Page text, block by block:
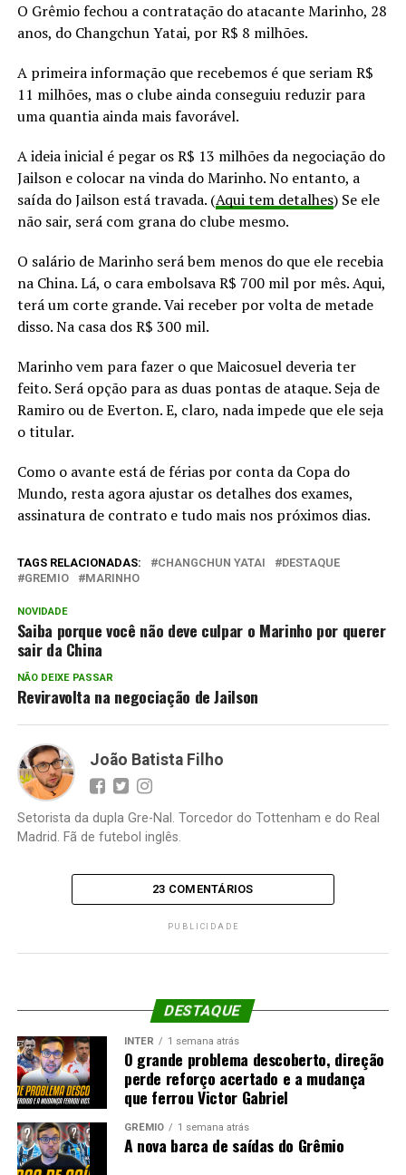
O Grêmio fechou a contratação do atacante Marinho, 28
anos, do Changchun Yatai, por R$ 8 milhões.
A primeira informação que recebemos é que seriam R$
11 milhões, mas o clube ainda conseguiu reduzir para
uma quantia ainda mais favorável.
A ideia inicial é pegar os R$ 13 milhões da negociação do
Jailson e colocar na vinda do Marinho. No entanto, a
saída do Jailson está travada. (Aqui tem detalhes) Se ele
não sair, será com grana do clube mesmo.
O salário de Marinho será bem menos do que ele recebia
na China. Lá, o cara embolsava R$ 700 mil por mês. Aqui,
terá um corte grande. Vai receber por volta de metade
disso. Na casa dos R$ 300 mil.
Marinho vem para fazer o que Maicosuel deveria ter
feito. Será opção para as duas pontas de ataque. Seja de
Ramiro ou de Everton. E, claro, nada impede que ele seja
o titular.
Como o avante está de férias por conta da Copa do
Mundo, resta agora ajustar os detalhes dos exames,
assinatura de contrato e tudo mais nos próximos dias.
TAGS RELACIONADAS: CHANGCHUN YATAI
DESTAQUE
GREMIO
MARINHO
NOVIDADE
Saiba porque você não deve culpar o Marinho por querer
sair da China
NÃO DEIXE PASSAR
Reviravolta na negociação de Jailson
João Batista Filho
Setorista da dupla Gre-Nal. Torcedor do Tottenham e do Real
Madrid. Fã de futebol inglês.
23 COMENTÁRIOS
PUBLICIDADE
DESTAQUE
INTER 1 semana atrás
O grande problema descoberto, direção
perde reforço acertado e a mudança
que ferrou Victor Gabriel
GRÊMIO 1 semana atrás
A nova barca de saídas do Grêmio